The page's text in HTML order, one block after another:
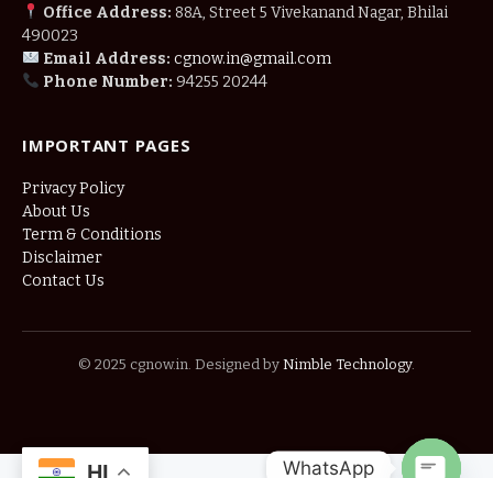
Office Address: 88A, Street 5 Vivekanand Nagar, Bhilai
490023
Email Address: cgnow.in@gmail.com
Phone Number: 94255 20244
IMPORTANT PAGES
Privacy Policy
About Us
Term & Conditions
Disclaimer
Contact Us
© 2025 cgnow.in. Designed by Nimble Technology.
HI WhatsApp